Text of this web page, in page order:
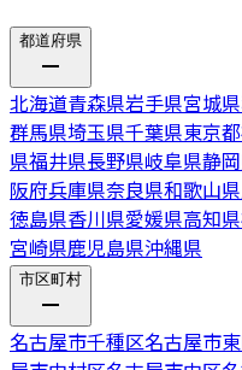
都道府県
北海道青森県岩手県宮城県
群馬県埼玉県千葉県東京都
県福井県長野県岐阜県静
阪府兵庫県奈良県和歌山県
徳島県香川県愛媛県高知県
宮崎県鹿児島県沖縄県
市区町村
名古屋市千種区名古屋市